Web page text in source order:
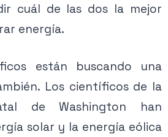
cuál de las dos la mejor
energía.
están buscando una
Los científicos de la
de Washington han
solar y la energía eólica